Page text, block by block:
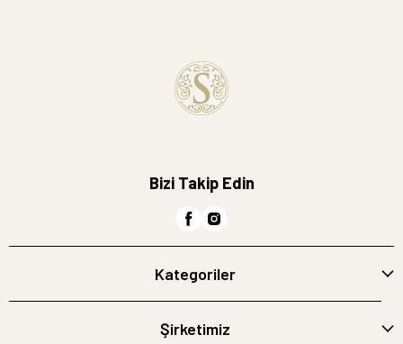
Bizi Takip Edin
Kategoriler
Şirketimiz